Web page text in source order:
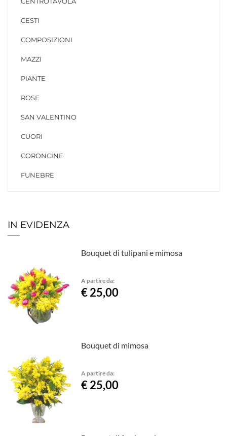
CESTI
COMPOSIZIONI
MAZZI
PIANTE
ROSE
SAN VALENTINO
CUORI
CORONCINE
FUNEBRE
IN EVIDENZA
Bouquet di tulipani e mimosa
A partire da:
€ 25,00
Bouquet di mimosa
A partire da:
€ 25,00